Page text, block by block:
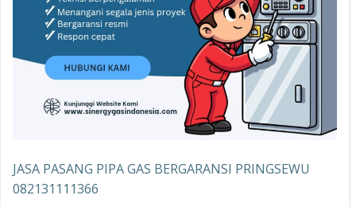
JASA PASANG PIPA GAS BERGARANSI PRINGSEWU
082131111366